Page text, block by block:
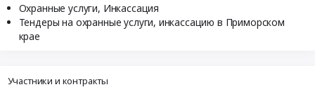
Охранные услуги, Инкассация
Тендеры на охранные услуги, инкассацию в Приморском
крае
Участники и контракты